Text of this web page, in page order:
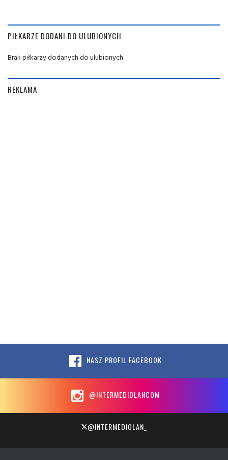
PIŁKARZE DODANI DO ULUBIONYCH
Brak piłkarzy dodanych do ulubionych
REKLAMA
NASZ PROFIL FACEBOOK
@INTERMEDIOLANCOM
@INTERMEDIOLAN_